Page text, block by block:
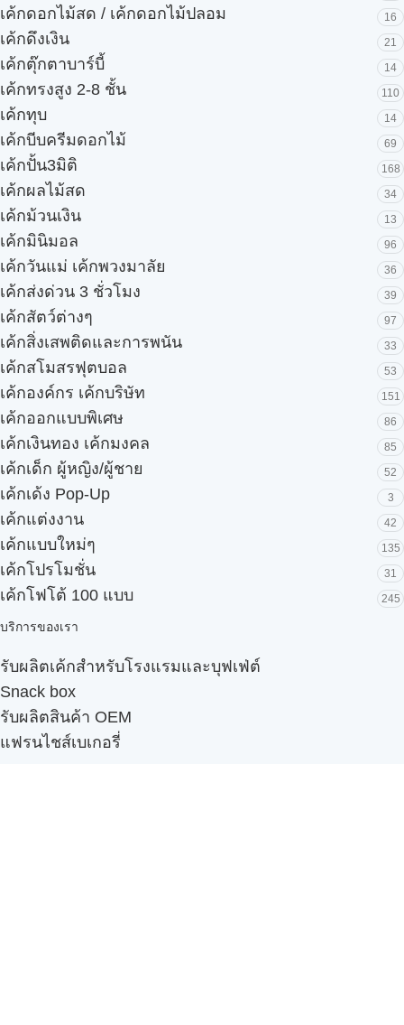
เค้กดอกไม้สด / เค้กดอกไม้ปลอม 16
เค้กดึงเงิน 21
เค้กตุ๊กตาบาร์บี้ 14
เค้กทรงสูง 2-8 ชั้น 110
เค้กทุบ 14
เค้กบีบครีมดอกไม้ 69
เค้กปั้น3มิติ 168
เค้กผลไม้สด 34
เค้กม้วนเงิน 13
เค้กมินิมอล 96
เค้กวันแม่ เค้กพวงมาลัย 36
เค้กส่งด่วน 3 ชั่วโมง 39
เค้กสัตว์ต่างๆ 97
เค้กสิ่งเสพติดและการพนัน 33
เค้กสโมสรฟุตบอล 53
เค้กองค์กร เค้กบริษัท 151
เค้กออกแบบพิเศษ 86
เค้กเงินทอง เค้กมงคล 85
เค้กเด็ก ผู้หญิง/ผู้ชาย 52
เค้กเด้ง Pop-Up 3
เค้กแต่งงาน 42
เค้กแบบใหม่ๆ 135
เค้กโปรโมชั่น 31
เค้กโฟโต้ 100 แบบ 245
บริการของเรา
รับผลิตเค้กสำหรับโรงแรมและบุฟเฟ่ต์
Snack box
รับผลิตสินค้า OEM
แฟรนไชส์เบเกอรี่